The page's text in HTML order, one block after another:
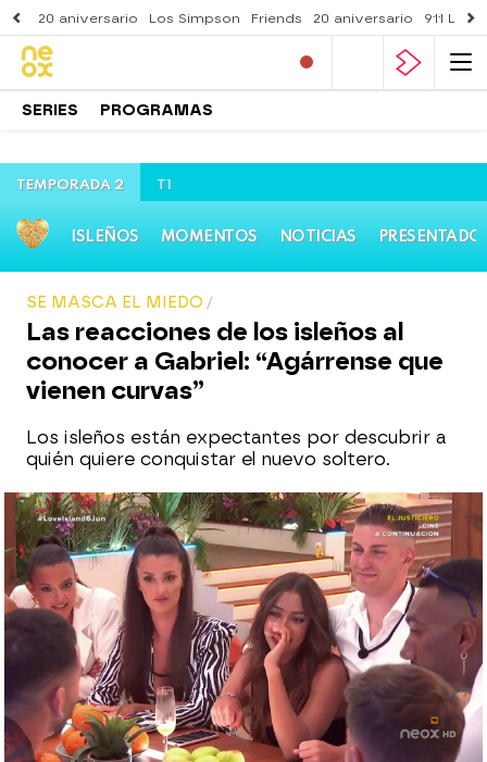
20 aniversario Los Simpson Friends 20 aniversario 911
SERIES PROGRAMAS
TEMPORADA 2 T1
ISLEÑOS MOMENTOS NOTICIAS
SE MASCA EL MIEDO
Las reacciones de los isleños al
conocer a Gabriel: “Agárrense que
vienen curvas”
Los isleños están expectantes por descubrir a
quién quiere conquistar el nuevo soltero.
neox
Madrid
Publicado:06 de junio de 2022, 21:21